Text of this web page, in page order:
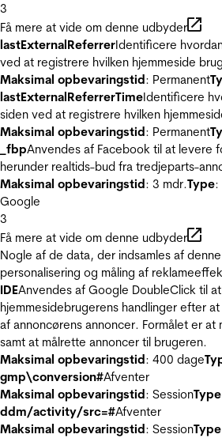
3
Få mere at vide om denne udbyder
lastExternalReferrerIdentificere
ved at registrere hvilken hjemmeside
Maksimal opbevaringstid: Permanent
lastExternalReferrerTimeIdentificere
siden ved at registrere hvilken
Maksimal opbevaringstid: Permanent
_fbpAnvendes af Facebook til at levere
herunder realtids-bud fra tredjeparts-
Maksimal opbevaringstid: 3 mdr.Type:
Google
3
Få mere at vide om denne udbyder
Nogle af de data, der indsamles af
personalisering og måling af
IDEAnvendes af Google DoubleClick til
hjemmesidebrugerens handlinger efter
af annoncørens annoncer. Formålet er
samt at målrette annoncer til brugeren.
Maksimal opbevaringstid: 400 dage
gmp\conversion#Afventer
Maksimal opbevaringstid: SessionType
ddm/activity/src=#Afventer
Maksimal opbevaringstid: SessionType